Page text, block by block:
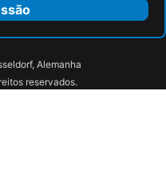
Alemanha
reservados.